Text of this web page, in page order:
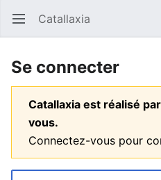
Ouvrir le menu principal Catallaxia
Se connecter
Catallaxia est réalisé
vous.
Connectez-vous pour